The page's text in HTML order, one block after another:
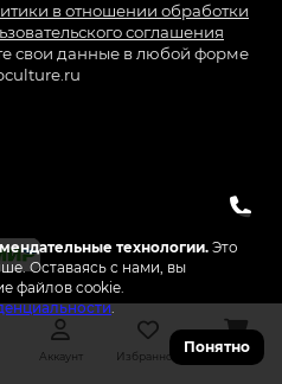
технологии. Это
Оставаясь с нами, вы
файлов cookie.
.
Понятно
в отношении обработки
соглашения
свои данные в любой форме
Аккаунт Избранное Корзина